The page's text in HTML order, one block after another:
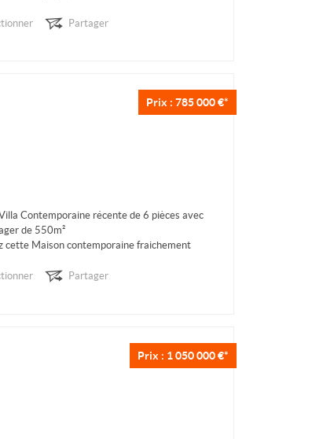
Partager
Prix : 785 000 €*
Contemporaine récente de 6 pièces avec
de 550m²
cette Maison contemporaine fraichement
Partager
Prix : 1 050 000 €*